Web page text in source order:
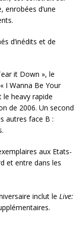
enrobées d’une
d’inédits et de
it Down », le
I Wanna Be Your
le heavy rapide
de 2006. Un second
autres face B :
aux Etats-
et entre dans les
inclut le Live: